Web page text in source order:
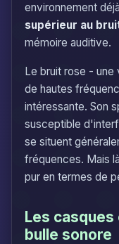
environnement
supérieur au
mémoire auditive.
Le bruit rose - une
de hautes
intéressante. Son
susceptible
se situent
fréquences. Mais
pur en termes de
Les
bulle sonore